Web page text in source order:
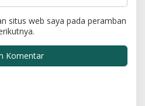
situs web saya pada peramban